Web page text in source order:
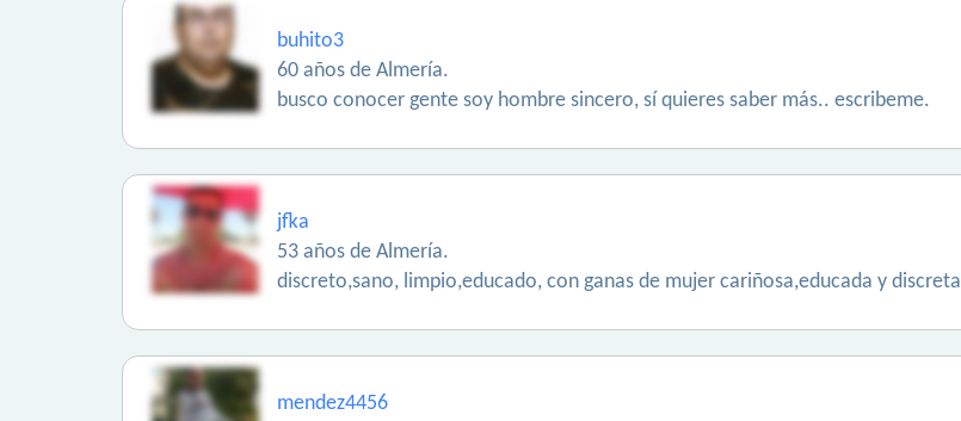
buhito3
60 años de Almería.
busco conocer gente soy hombre sincero, sí quieres saber más.. escribeme.
jfka
53 años de Almería.
discreto,sano, limpio,educado, con ganas de mujer cariñosa,educada y discreta
mendez4456